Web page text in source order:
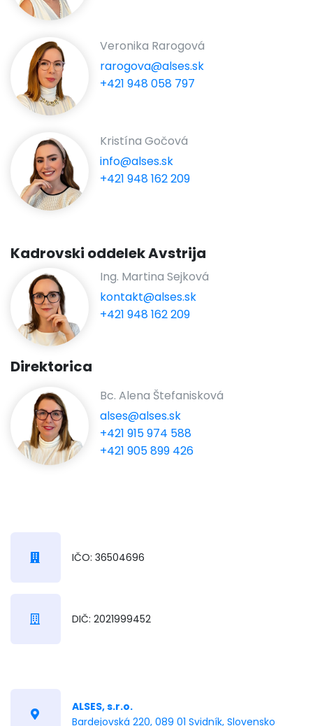
Veronika Rarogová
rarogova@alses.sk
+421 948 058 797
Kristína Gočová
info@alses.sk
+421 948 162 209
Kadrovski oddelek Avstrija
Ing. Martina Sejková
kontakt@alses.sk
+421 948 162 209
Direktorica
Bc. Alena Štefanisková
alses@alses.sk
+421 915 974 588
+421 905 899 426
IČO: 36504696
DIČ: 2021999452
ALSES, s.r.o.
Bardejovská 220, 089 01 Svidník, Slovensko